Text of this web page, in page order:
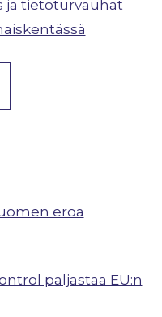
ja tietoturvauhat
eroa
paljastaa EU:n